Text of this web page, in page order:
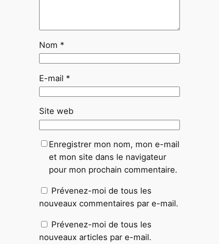
Nom *
E-mail *
Site web
Enregistrer mon nom, mon e-mail
et mon site dans le navigateur
pour mon prochain commentaire.
Prévenez-moi de tous les
nouveaux commentaires par e-mail.
Prévenez-moi de tous les
nouveaux articles par e-mail.